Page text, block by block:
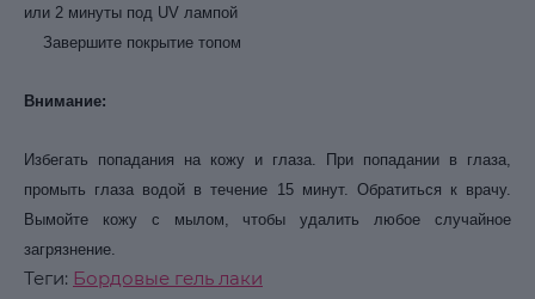
или 2 минуты под UV лампой
Завершите покрытие топом
Внимание:
Избегать попадания на кожу и глаза. При попадании в глаза,
промыть глаза водой в течение 15 минут. Обратиться к врачу.
Вымойте кожу с мылом, чтобы удалить любое случайное
загрязнение.
Теги: Бордовые гель лаки